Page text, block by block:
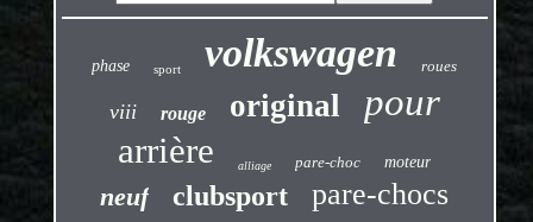
phase sport volkswagen roues
viii rouge original pour
arrière alliage pare-choc moteur
neuf clubsport pare-chocs